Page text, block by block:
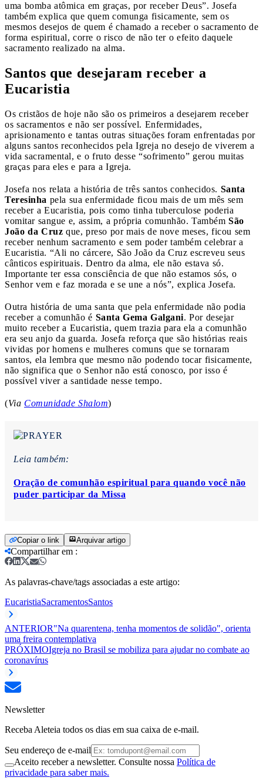
uma bomba atômica em graças, por receber Deus”. Josefa
também explica que quem comunga fisicamente, sem os
mesmos desejos de quem é chamado a receber o sacramento de
forma espiritual, corre o risco de não ter o efeito daquele
sacramento realizado na alma.
Santos que desejaram receber a
Eucaristia
Os cristãos de hoje não são os primeiros a desejarem receber
os sacramentos e não ser possível. Enfermidades,
aprisionamento e tantas outras situações foram enfrentadas por
alguns santos reconhecidos pela Igreja no desejo de viverem a
vida sacramental, e o fruto desse “sofrimento” gerou muitas
graças para eles e para a Igreja.
Josefa nos relata a história de três santos conhecidos. Santa
Teresinha pela sua enfermidade ficou mais de um mês sem
receber a Eucaristia, pois como tinha tuberculose poderia
vomitar sangue e, assim, a própria comunhão. Também São
João da Cruz que, preso por mais de nove meses, ficou sem
receber nenhum sacramento e sem poder também celebrar a
Eucaristia. “Ali no cárcere, São João da Cruz escreveu seus
cânticos espirituais. Dentro da alma, ele não estava só.
Importante ter essa consciência de que não estamos sós, o
Senhor vem e faz morada e se une a nós”, explica Josefa.
Outra história de uma santa que pela enfermidade não podia
receber a comunhão é Santa Gema Galgani. Por desejar
muito receber a Eucaristia, quem trazia para ela a comunhão
era seu anjo da guarda. Josefa reforça que são histórias reais
vividas por homens e mulheres comuns que se tornaram
santos, ela lembra que mesmo não podendo tocar fisicamente,
não significa que o Senhor não está conosco, por isso é
possível viver a santidade nesse tempo.
(Via Comunidade Shalom)
Leia também:
Oração de comunhão espiritual para quando você não
puder participar da Missa
Copiar o link Arquivar artigo
Compartilhar em :
As palavras-chave/tags associadas a este artigo:
EucaristiaSacramentosSantos
ANTERIOR"Na quarentena, tenha momentos de solidão", orienta
uma freira contemplativa
PRÓXIMOIgreja no Brasil se mobiliza para ajudar no combate ao
coronavírus
Newsletter
Receba Aleteia todos os dias em sua caixa de e-mail.
Seu endereço de e-mail
Aceito receber a newsletter. Consulte nossa Política de
privacidade para saber mais.